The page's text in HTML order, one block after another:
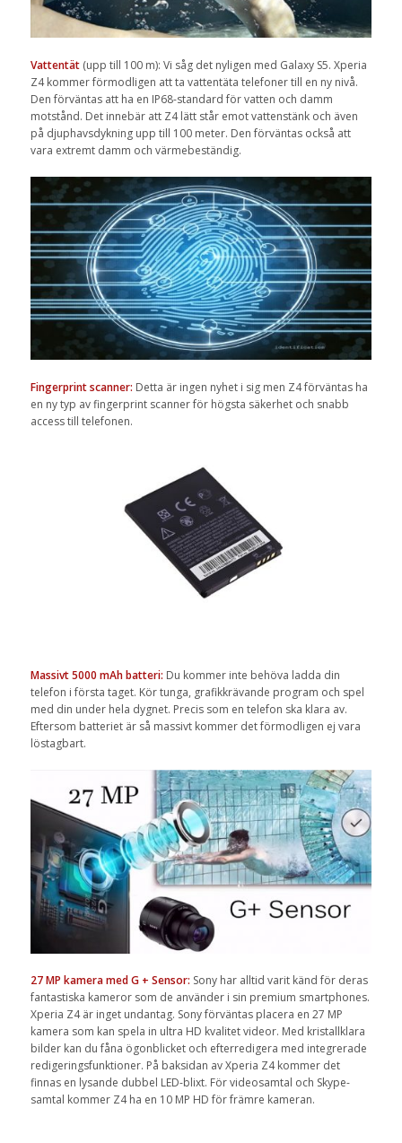
Vattentät(upp till 100 m): Vi såg det nyligen med Galaxy S5. Xperia
Z4 kommer förmodligen att ta vattentäta telefoner till en ny nivå.
Den förväntas att ha en IP68-standard för vatten och damm
motstånd. Det innebär att Z4 lätt står emot vattenstänk och även
på djuphavsdykning upp till 100 meter. Den förväntas också att
vara extremt damm och värmebeständig.
Fingerprint scanner: Detta är ingen nyhet i sig men Z4 förväntas ha
en ny typ av fingerprint scanner för högsta säkerhet och snabb
access till telefonen.
Massivt 5000 mAh batteri: Du kommer inte behöva ladda din
telefon i första taget. Kör tunga, grafikkrävande program och spel
med din under hela dygnet. Precis som en telefon ska klara av.
Eftersom batteriet är så massivt kommer det förmodligen ej vara
löstagbart.
27 MP kamera med G + Sensor: Sony har alltid varit känd för deras
fantastiska kameror som de använder i sin premium smartphones.
Xperia Z4 är inget undantag. Sony förväntas placera en 27 MP
kamera som kan spela in ultra HD kvalitet videor. Med kristallklara
bilder kan du fåna ögonblicket och efterredigera med integrerade
redigeringsfunktioner. På baksidan av Xperia Z4 kommer det
finnas en lysande dubbel LED-blixt. För videosamtal och Skype-
samtal kommer Z4 ha en 10 MP HD för främre kameran.